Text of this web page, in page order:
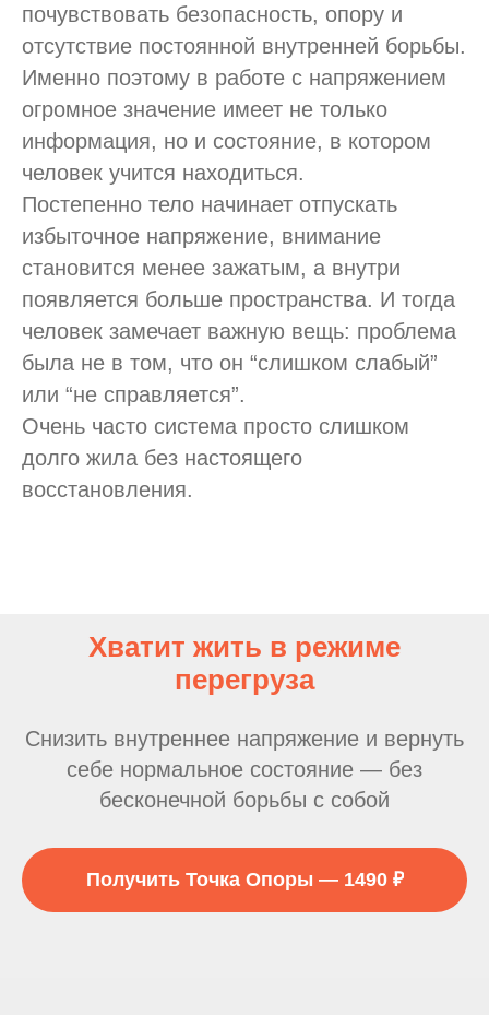
почувствовать безопасность, опору и
отсутствие постоянной внутренней борьбы.
Именно поэтому в работе с напряжением
огромное значение имеет не только
информация, но и состояние, в котором
человек учится находиться.
Постепенно тело начинает отпускать
избыточное напряжение, внимание
становится менее зажатым, а внутри
появляется больше пространства. И тогда
человек замечает важную вещь: проблема
была не в том, что он “слишком слабый”
или “не справляется”.
Очень часто система просто слишком
долго жила без настоящего
восстановления.
Хватит жить в режиме
перегруза
Снизить внутреннее напряжение и вернуть
себе нормальное состояние — без
бесконечной борьбы с собой
Получить Точка Опоры — 1490 ₽